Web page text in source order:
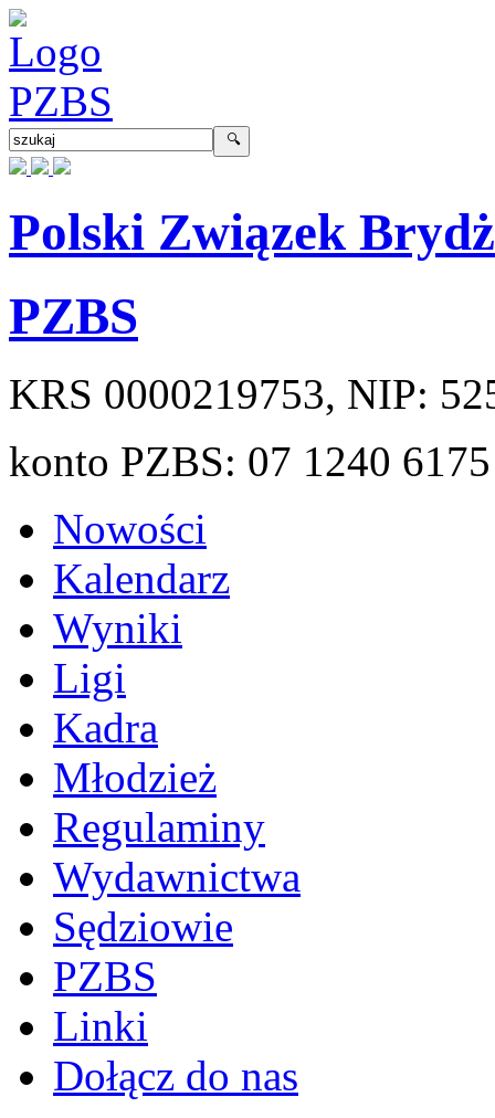
Polski Związek
PZBS
KRS 0000219753, NIP:
konto PZBS: 07 1240
Nowości
Kalendarz
Wyniki
Ligi
Kadra
Młodzież
Regulaminy
Wydawnictwa
Sędziowie
PZBS
Linki
Dołącz do nas